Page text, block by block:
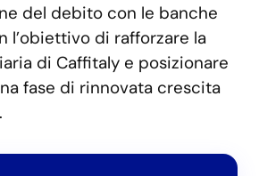
del debito con le banche
l’obiettivo di rafforzare la
di Caffitaly e posizionare
fase di rinnovata crescita